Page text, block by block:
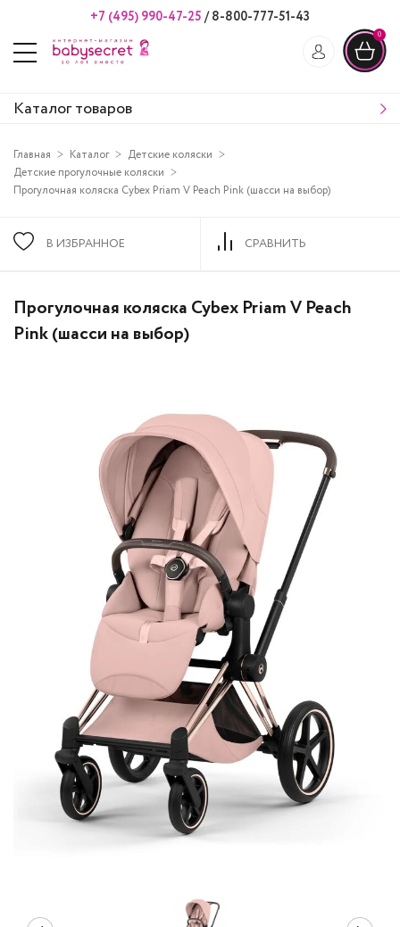
+7 (495) 990-47-25 /8-800-777-51-43
0
Каталог товаров
Главная Каталог
Детские коляски
Детские прогулочные коляски
Прогулочная коляска Cybex Priam V Peach Pink (шасси на выбор)
В ИЗБРАННОЕ СРАВНИТЬ
Прогулочная коляска Cybex Priam V Peach
Pink (шасси на выбор)